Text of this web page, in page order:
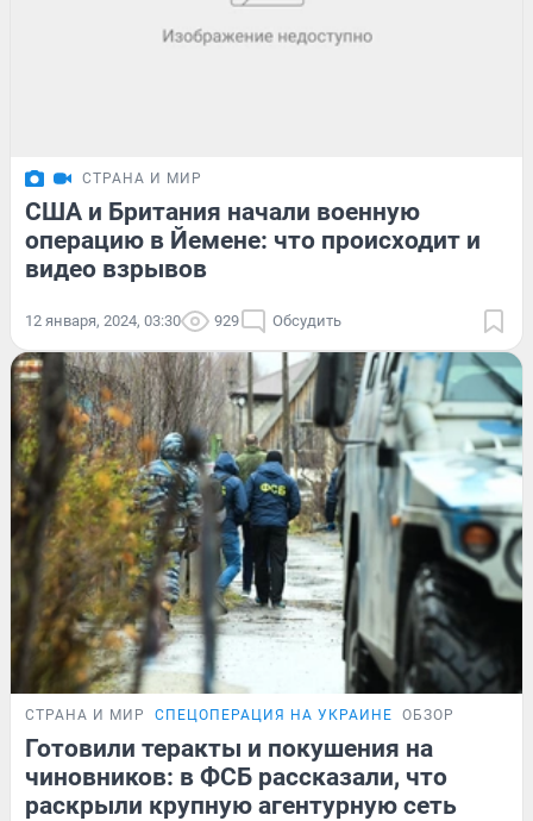
СТРАНА И МИР
США и Британия начали военную
операцию в Йемене: что происходит и
видео взрывов
12 января, 2024, 03:30 929 Обсудить
СТРАНА И МИР СПЕЦОПЕРАЦИЯ НА УКРАИНЕ ОБЗОР
Готовили теракты и покушения на
чиновников: в ФСБ рассказали, что
раскрыли крупную агентурную сеть